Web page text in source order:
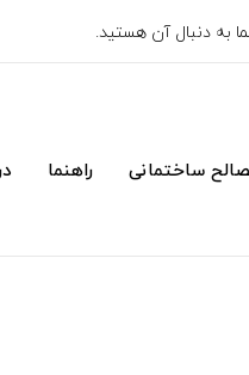
به دنبال آن هستید.
ساختمانی راهنما